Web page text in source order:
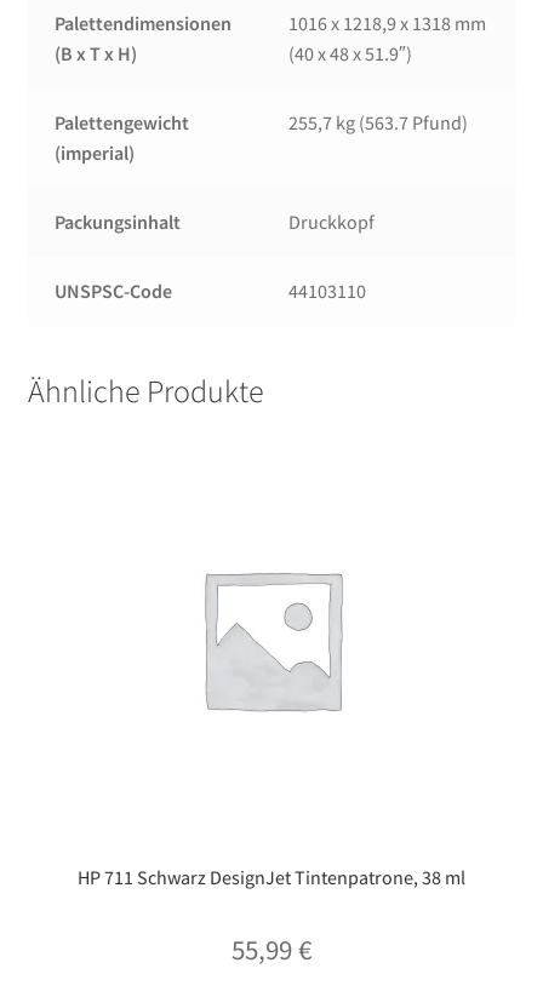
Palettendimensionen
(B x T x H)
1016 x 1218,9 x 1318 mm
(40 x 48 x 51.9″)
Palettengewicht
(imperial)
255,7 kg (563.7 Pfund)
Packungsinhalt Druckkopf
UNSPSC-Code 44103110
Ähnliche Produkte
HP 711 Schwarz DesignJet Tintenpatrone, 38 ml
55,99€